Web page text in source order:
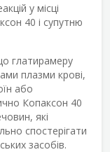
у місці
40 і супутню
глатирамеру
плазми крові,
або
Копаксон 40
які
спостерігати
засобів.